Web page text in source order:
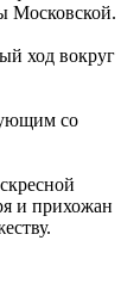
Московской.
ход вокруг
со
и прихожан